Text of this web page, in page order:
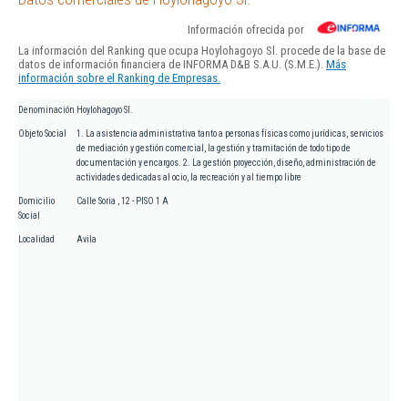
Información ofrecida por
La información del Ranking que ocupa Hoylohagoyo Sl. procede de la base de
datos de información financiera de INFORMA D&B S.A.U. (S.M.E.). Más
información sobre el Ranking de Empresas.
Denominación Hoylohagoyo Sl.
Objeto Social
1. La asistencia administrativa tanto a personas físicas como jurídicas, servicios
de mediación y gestión comercial, la gestión y tramitación de todo tipo de
documentación y encargos. 2. La gestión proyección, diseño, administración de
actividades dedicadas al ocio, la recreación y al tiempo libre
Domicilio
Social
Calle Soria , 12 - PISO 1 A
Localidad Avila